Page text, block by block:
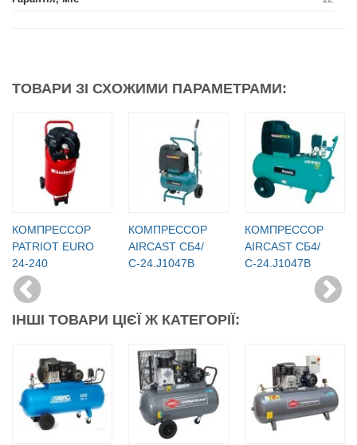
ТОВАРИ ЗІ СХОЖИМИ ПАРАМЕТРАМИ:
КОМПРЕССОР
PATRIOT EURO
24-240
КОМПРЕССОР
AIRCAST СБ4/
С-24.J1047B
КОМПРЕССОР
AIRCAST СБ4/
С-24.J1047B
ІНШІ ТОВАРИ ЦІЄЇ Ж КАТЕГОРІЇ: